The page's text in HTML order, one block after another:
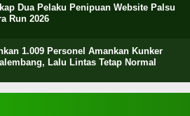
Dua Pelaku Penipuan Website Palsu
Run 2026
1.009 Personel Amankan Kunker
Lalu Lintas Tetap Normal